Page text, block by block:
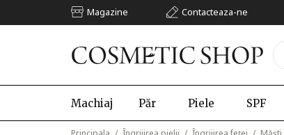
Magazine Contacteaza-ne
Machiaj Păr Piele SPF